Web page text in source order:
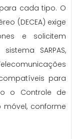
cada tipo. O
(DECEA) exige
e solicitem
SARPAS,
para
o Controle de
conforme